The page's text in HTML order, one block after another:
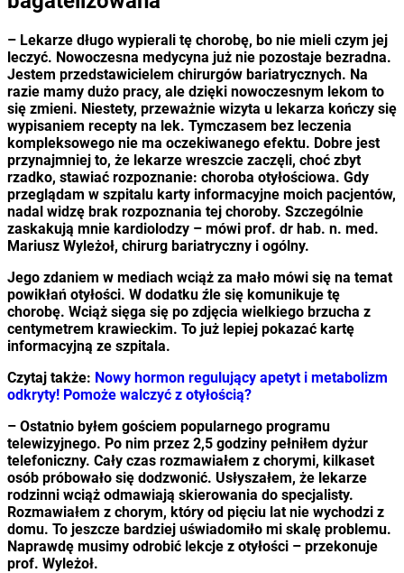
– Lekarze długo wypierali tę chorobę, bo nie mieli czym jej
leczyć. Nowoczesna medycyna już nie pozostaje bezradna.
Jestem przedstawicielem chirurgów bariatrycznych. Na
razie mamy dużo pracy, ale dzięki nowoczesnym lekom to
się zmieni. Niestety, przeważnie wizyta u lekarza kończy się
wypisaniem recepty na lek. Tymczasem bez leczenia
kompleksowego nie ma oczekiwanego efektu. Dobre jest
przynajmniej to, że lekarze wreszcie zaczęli, choć zbyt
rzadko, stawiać rozpoznanie: choroba otyłościowa. Gdy
przeglądam w szpitalu karty informacyjne moich pacjentów,
nadal widzę brak rozpoznania tej choroby. Szczególnie
zaskakują mnie kardiolodzy – mówi prof. dr hab. n. med.
Mariusz Wyleżoł, chirurg bariatryczny i ogólny.
Jego zdaniem w mediach wciąż za mało mówi się na temat
powikłań otyłości. W dodatku źle się komunikuje tę
chorobę. Wciąż sięga się po zdjęcia wielkiego brzucha z
centymetrem krawieckim. To już lepiej pokazać kartę
informacyjną ze szpitala.
Czytaj także: Nowy hormon regulujący apetyt i metabolizm
odkryty! Pomoże walczyć z otyłością?
– Ostatnio byłem gościem popularnego programu
telewizyjnego. Po nim przez 2,5 godziny pełniłem dyżur
telefoniczny. Cały czas rozmawiałem z chorymi, kilkaset
osób próbowało się dodzwonić. Usłyszałem, że lekarze
rodzinni wciąż odmawiają skierowania do specjalisty.
Rozmawiałem z chorym, który od pięciu lat nie wychodzi z
domu. To jeszcze bardziej uświadomiło mi skalę problemu.
Naprawdę musimy odrobić lekcje z otyłości – przekonuje
prof. Wyleżoł.